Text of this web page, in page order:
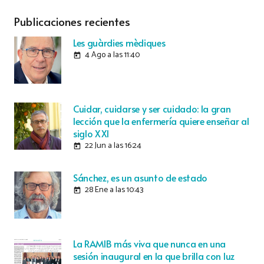
Publicaciones recientes
Les guàrdies mèdiques
today 4 Ago a las 11:40
Cuidar, cuidarse y ser cuidado: la gran
lección que la enfermería quiere enseñar al
siglo XXI
today 22 Jun a las 16:24
Sánchez, es un asunto de estado
today 28 Ene a las 10:43
La RAMIB más viva que nunca en una
sesión inaugural en la que brilla con luz